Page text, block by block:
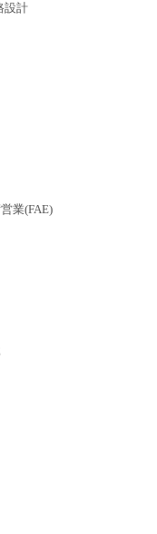
設計
業(FAE)